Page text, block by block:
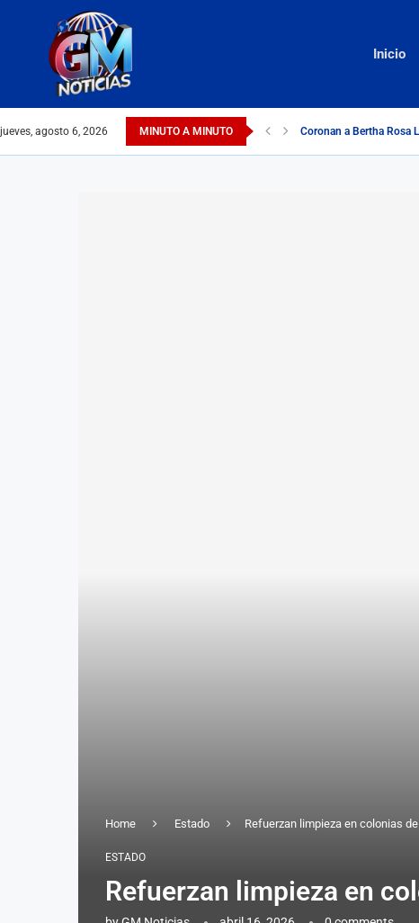
Inicio
jueves, agosto 6, 2026 MINUTO A MINUTO Coronan a Bertha Rosa
Home Estado Refuerzan limpieza en colonias
ESTADO
Refuerzan limpieza en